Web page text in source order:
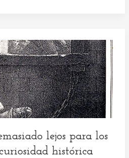
lejos para los
histórica